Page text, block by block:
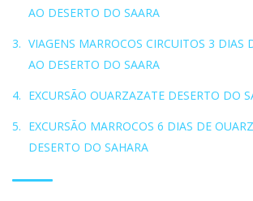
AO DESERTO DO SAARA
VIAGENS MARROCOS CIRCUITOS 3 DIAS
AO DESERTO DO SAARA
EXCURSÃO OUARZAZATE DESERTO DO
EXCURSÃO MARROCOS 6 DIAS DE
DESERTO DO SAHARA